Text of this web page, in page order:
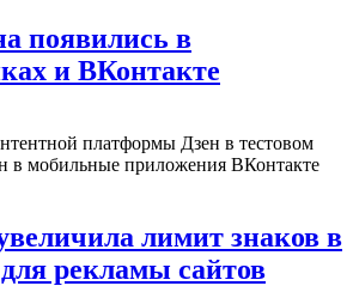
появились в
и ВКонтакте
платформы Дзен в тестовом
в мобильные приложения ВКонтакте
лимит знаков в
рекламы сайтов